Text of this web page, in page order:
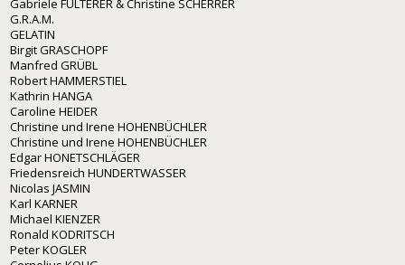
G.R.A.M.
GELATIN
Birgit GRASCHOPF
Manfred GRÜBL
Robert HAMMERSTIEL
Kathrin HANGA
Caroline HEIDER
Christine und Irene HOHENBÜCHLER
Christine und Irene HOHENBÜCHLER
Edgar HONETSCHLÄGER
Friedensreich HUNDERTWASSER
Nicolas JASMIN
Karl KARNER
Michael KIENZER
Ronald KODRITSCH
Peter KOGLER